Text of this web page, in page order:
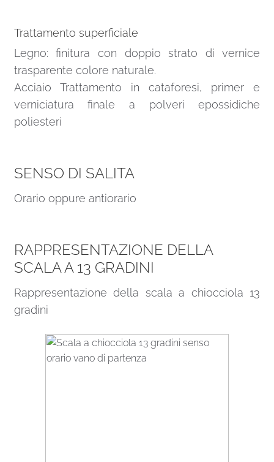
Trattamento superficiale
Legno: finitura con doppio strato di vernice
trasparente colore naturale.
Acciaio Trattamento in cataforesi, primer e
verniciatura finale a polveri epossidiche
poliesteri
SENSO DI SALITA
Orario oppure antiorario
RAPPRESENTAZIONE DELLA
SCALA A 13 GRADINI
Rappresentazione della scala a chiocciola 13
gradini